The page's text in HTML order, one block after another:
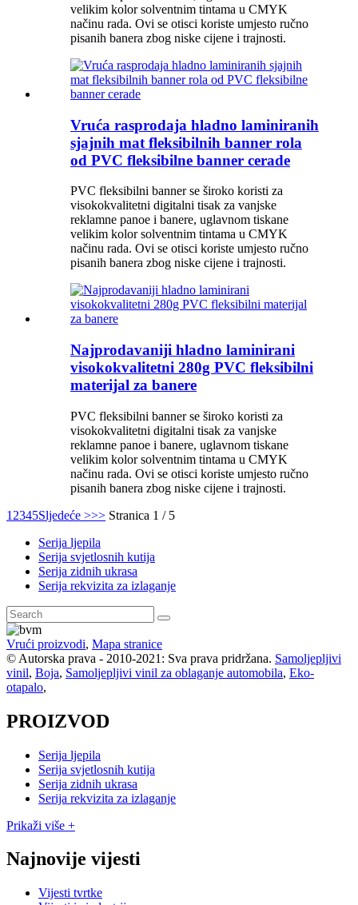
velikim kolor solventnim tintama u CMYK
načinu rada. Ovi se otisci koriste umjesto ručno
pisanih banera zbog niske cijene i trajnosti.
Vruća rasprodaja hladno laminiranih
sjajnih mat fleksibilnih banner rola
od PVC fleksibilne banner cerade
PVC fleksibilni banner se široko koristi za
visokokvalitetni digitalni tisak za vanjske
reklamne panoe i banere, uglavnom tiskane
velikim kolor solventnim tintama u CMYK
načinu rada. Ovi se otisci koriste umjesto ručno
pisanih banera zbog niske cijene i trajnosti.
Najprodavaniji hladno laminirani
visokokvalitetni 280g PVC fleksibilni
materijal za banere
PVC fleksibilni banner se široko koristi za
visokokvalitetni digitalni tisak za vanjske
reklamne panoe i banere, uglavnom tiskane
velikim kolor solventnim tintama u CMYK
načinu rada. Ovi se otisci koriste umjesto ručno
pisanih banera zbog niske cijene i trajnosti.
1 2345Sljedeće >>> Stranica 1 / 5
Serija ljepila
Serija svjetlosnih kutija
Serija zidnih ukrasa
Serija rekvizita za izlaganje
Vrući proizvodi, Mapa stranice
© Autorska prava - 2010-2021: Sva prava pridržana. Samoljepljivi
vinil, Boja, Samoljepljivi vinil za oblaganje automobila, Eko-
otapalo,
PROIZVOD
Serija ljepila
Serija svjetlosnih kutija
Serija zidnih ukrasa
Serija rekvizita za izlaganje
Prikaži više +
Najnovije vijesti
Vijesti tvrtke